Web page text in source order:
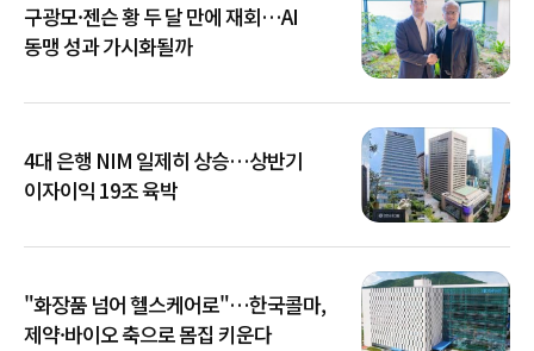
구광모·젠슨 황 두 달 만에 재회…AI
동맹 성과 가시화될까
4대 은행 NIM 일제히 상승…상반기
이자이익 19조 육박
"화장품 넘어 헬스케어로"…한국콜마,
제약·바이오 축으로 몸집 키운다